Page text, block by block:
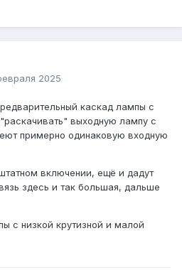
2025
каскад лампы с
выходную лампу с
примерно одинаковую входную
включении, ещё и дадут
здесь и так большая, дальше
с низкой крутизной и малой